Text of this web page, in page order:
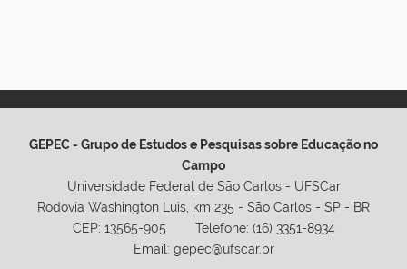
GEPEC - Grupo de Estudos e Pesquisas sobre Educação no
Campo
Universidade Federal de São Carlos - UFSCar
Rodovia Washington Luis, km 235 - São Carlos - SP - BR
CEP: 13565-905 Telefone: (16) 3351-8934
Email: gepec@ufscar.br